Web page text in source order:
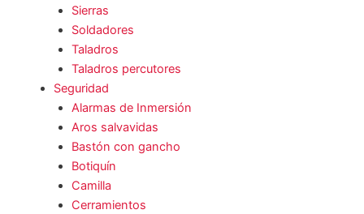
Sierras
Soldadores
Taladros
Taladros percutores
Seguridad
Alarmas de Inmersión
Aros salvavidas
Bastón con gancho
Botiquín
Camilla
Cerramientos